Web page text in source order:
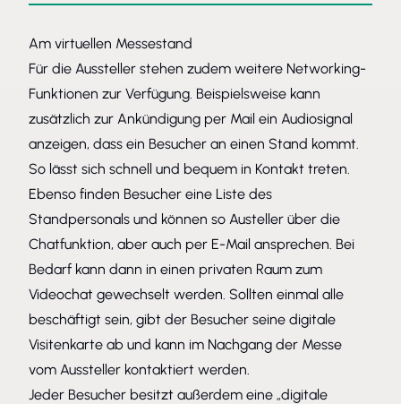
Am virtuellen Messestand
Für die Aussteller stehen zudem weitere Networking-
Funktionen zur Verfügung. Beispielsweise kann
zusätzlich zur Ankündigung per Mail ein Audiosignal
anzeigen, dass ein Besucher an einen Stand kommt.
So lässt sich schnell und bequem in Kontakt treten.
Ebenso finden Besucher eine Liste des
Standpersonals und können so Austeller über die
Chatfunktion, aber auch per E-Mail ansprechen. Bei
Bedarf kann dann in einen privaten Raum zum
Videochat gewechselt werden. Sollten einmal alle
beschäftigt sein, gibt der Besucher seine digitale
Visitenkarte ab und kann im Nachgang der Messe
vom Aussteller kontaktiert werden.
Jeder Besucher besitzt außerdem eine „digitale